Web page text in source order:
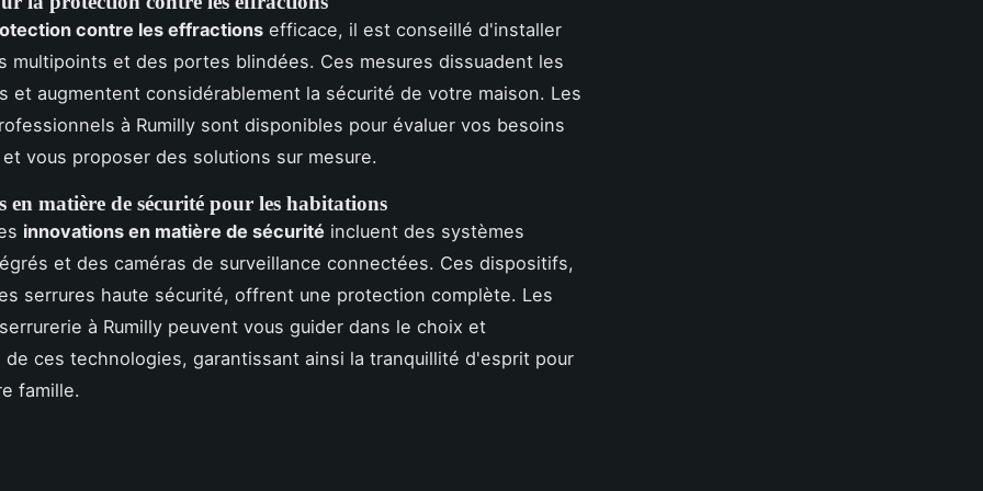
contre les effractions efficace, il est conseillé d'installer
multipoints et des portes blindées. Ces mesures dissuadent les
et augmentent considérablement la sécurité de votre maison. Les
à Rumilly sont disponibles pour évaluer vos besoins
vous proposer des solutions sur mesure.
en matière de sécurité pour les habitations
innovations en matière de sécurité incluent des systèmes
et des caméras de surveillance connectées. Ces dispositifs,
serrures haute sécurité, offrent une protection complète. Les
à Rumilly peuvent vous guider dans le choix et
ces technologies, garantissant ainsi la tranquillité d'esprit pour
famille.